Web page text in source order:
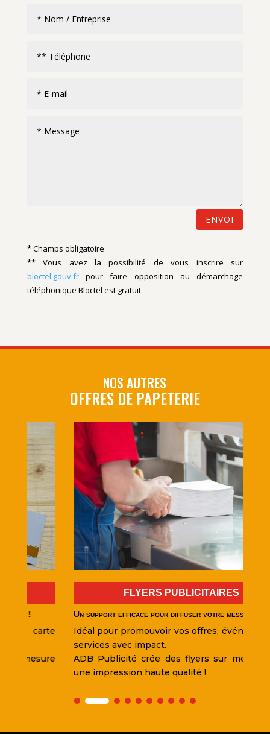
ENVOI
*Champs obligatoire
**Vous avez la possibilité de vous inscrire sur
bloctel.gouv.frpour faire opposition au démarchage
téléphonique Bloctel est gratuit
NOS AUTRES
OFFRES DE PAPETERIE
FLYERS PUBLICITAIRES
Un support efficace pour diffuser votre message !
Idéal pour promouvoir vos offres, événements et
services avec impact.
ADB Publicité crée des flyers sur mesure avec
une impression haute qualité !